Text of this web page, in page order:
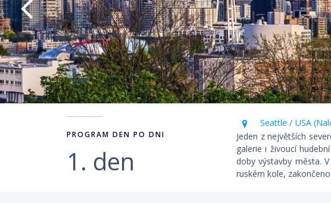
PROGRAM DEN PO DNI
1. den
Seattle / USA
Jeden z největších
galerie i živoucí
doby výstavby města.
ruském kole,